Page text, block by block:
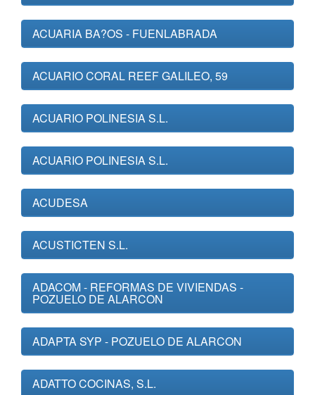
ACUARIA BA?OS - FUENLABRADA
ACUARIO CORAL REEF GALILEO, 59
ACUARIO POLINESIA S.L.
ACUARIO POLINESIA S.L.
ACUDESA
ACUSTICTEN S.L.
ADACOM - REFORMAS DE VIVIENDAS -
POZUELO DE ALARCON
ADAPTA SYP - POZUELO DE ALARCON
ADATTO COCINAS, S.L.